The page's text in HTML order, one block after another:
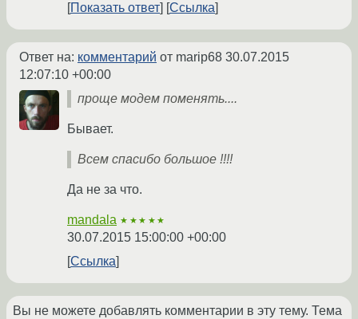
Показать ответ Ссылка
Ответ на: комментарий от marip68 30.07.2015
12:07:10 +00:00
проще модем поменять....
Бывает.
Всем спасибо большое !!!!
Да не за что.
mandala ★★★★★
30.07.2015 15:00:00 +00:00
Ссылка
Вы не можете добавлять комментарии в эту тему. Тема